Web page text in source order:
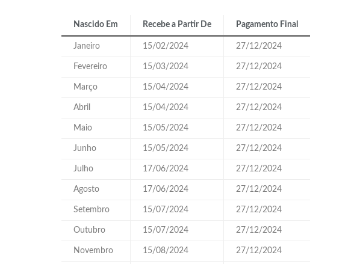
Nascido Em Recebe a Partir De Pagamento Final
Janeiro 15/02/2024 27/12/2024
Fevereiro 15/03/2024 27/12/2024
Março 15/04/2024 27/12/2024
Abril 15/04/2024 27/12/2024
Maio 15/05/2024 27/12/2024
Junho 15/05/2024 27/12/2024
Julho 17/06/2024 27/12/2024
Agosto 17/06/2024 27/12/2024
Setembro 15/07/2024 27/12/2024
Outubro 15/07/2024 27/12/2024
Novembro 15/08/2024 27/12/2024